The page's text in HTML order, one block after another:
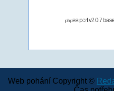
phpBBport v2.0.7
Web pohání Copyright ©